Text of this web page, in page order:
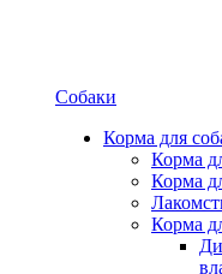
Собаки
Корма для
Корма
Корма
Корма